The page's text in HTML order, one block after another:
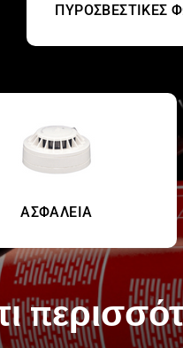
ΠΥΡΟΣΒΕΣΤΙΚΕΣ
ΑΣΦΑΛΕΙΑ